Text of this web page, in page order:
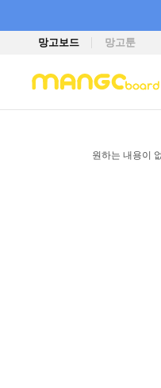
망고보드 망고툰
원하는 내용이